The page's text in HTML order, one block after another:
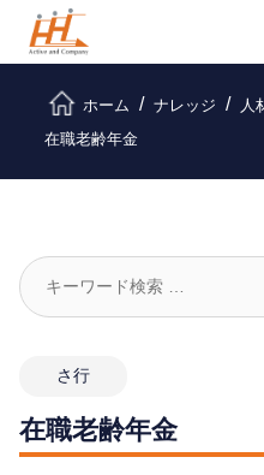
ホーム ナレッジ 人
在職老齢年金
さ行
在職老齢年金